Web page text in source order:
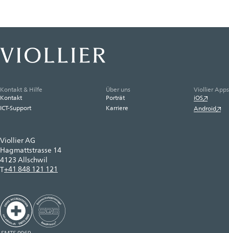
Viollier AG
Hagmattstrasse 14
4123 Allschwil
T+41 848 121 121
Kontakt & Hilfe
Kontakt
ICT-Support
Über uns
Porträt
Karriere
Viollier Apps
iOS
Android